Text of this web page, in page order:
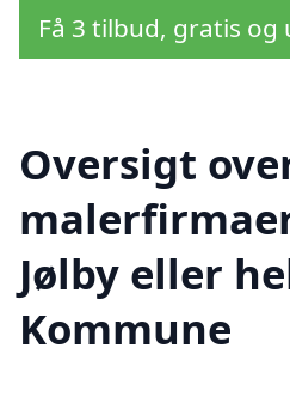
Få 3 tilbud, gratis
Oversigt
Jølby eller
Kommune